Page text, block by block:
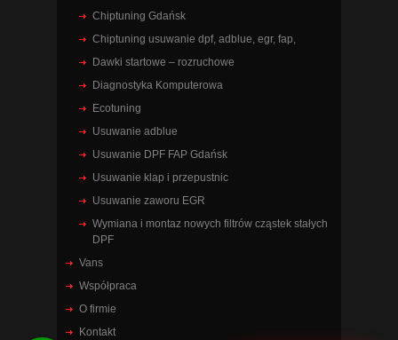
Chiptuning Gdańsk
Chiptuning usuwanie dpf, adblue, egr, fap,
Dawki startowe – rozruchowe
Diagnostyka Komputerowa
Ecotuning
Usuwanie adblue
Usuwanie DPF FAP Gdańsk
Usuwanie klap i przepustnic
Usuwanie zaworu EGR
Wymiana i montaz nowych filtrów cząstek stałych
DPF
Vans
Współpraca
O firmie
Kontakt